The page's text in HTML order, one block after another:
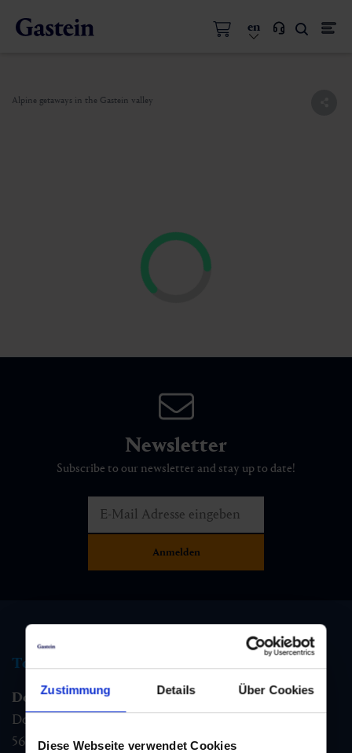
Zustimmung Details Über Cookies
Diese Webseite verwendet Cookies
en
Alpine getaways in the Gastein valley
Newsletter
Subscribe to our newsletter and stay up to date!
Tourist information
Dorfgastein
Dorfstraße 1,
5632 Dorfgastein